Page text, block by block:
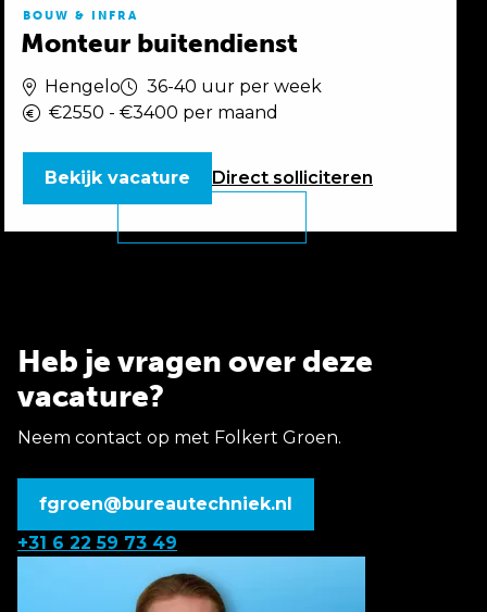
BOUW & INFRA
Monteur buitendienst
Hengelo
36-40 uur per week
€2550 - €3400 per maand
Direct solliciteren
Bekijk vacature
Heb je vragen over deze
vacature?
Neem contact op met Folkert Groen.
fgroen@bureautechniek.nl
+31 6 22 59 73 49